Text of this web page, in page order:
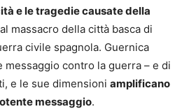
e le tragedie causate della
massacro della città basca di
civile spagnola. Guernica
messaggio contro la guerra – e di
e le sue dimensioni amplificano
messaggio.